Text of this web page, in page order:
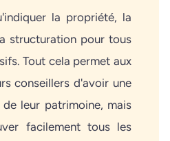
la propriété, la
structuration pour tous
Tout cela permet aux
conseillers d'avoir une
leur patrimoine, mais
facilement tous les